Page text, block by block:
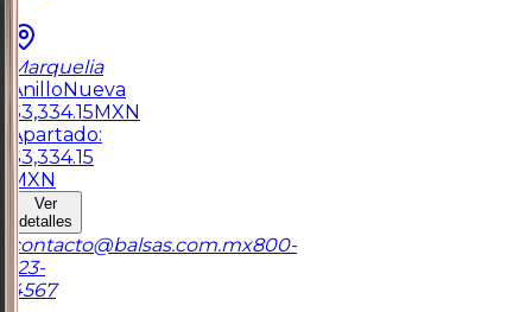
Marquelia
AnilloNueva
$3,334.15MXN
Apartado:
$3,334.15
MXN
Ver
detalles
contacto@balsas.com.mx800-
123-
4567